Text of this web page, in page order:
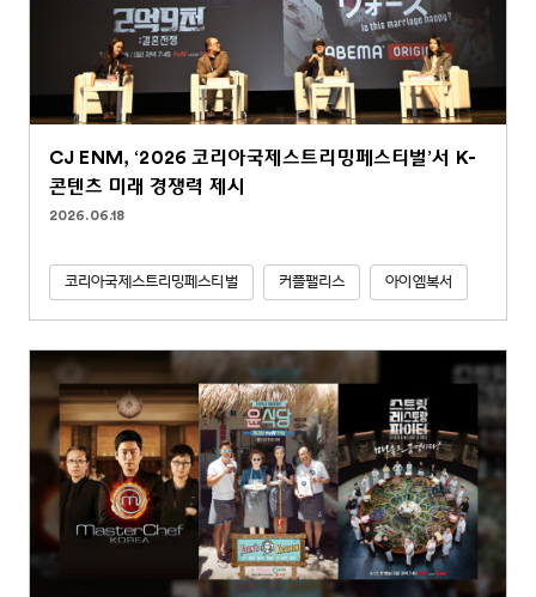
CJ ENM, ‘2026 코리아국제스트리밍페스티벌’서 K-
콘텐츠 미래 경쟁력 제시
2026.06.18
코리아국제스트리밍페스티벌 커플팰리스 아이엠복서